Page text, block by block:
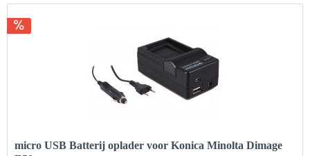
micro USB Batterij oplader voor Konica Minolta Dimage